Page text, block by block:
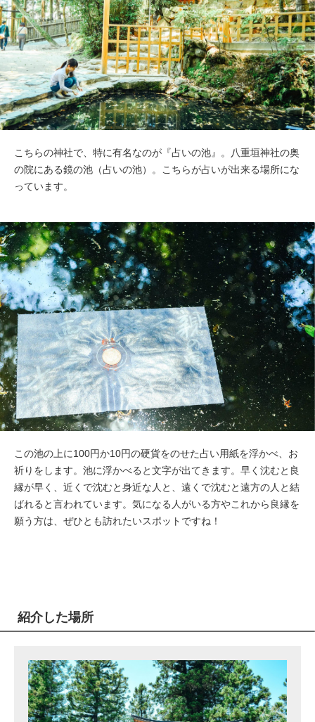
こちらの神社で、特に有名なのが『占いの池』。八重垣神社の奥
の院にある鏡の池（占いの池）。こちらが占いが出来る場所にな
っています。
この池の上に100円か10円の硬貨をのせた占い用紙を浮かべ、お
祈りをします。池に浮かべると文字が出てきます。早く沈むと良
縁が早く、近くで沈むと身近な人と、遠くで沈むと遠方の人と結
ばれると言われています。気になる人がいる方やこれから良縁を
願う方は、ぜひとも訪れたいスポットですね！
紹介した場所